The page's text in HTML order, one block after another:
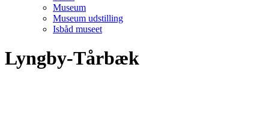
Museum
Museum udstilling
Isbåd museet
Lyngby-Tårbæk